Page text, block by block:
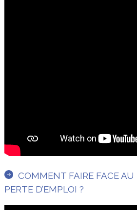
COMMENT FAIRE FACE AU
PERTE D’EMPLOI ?